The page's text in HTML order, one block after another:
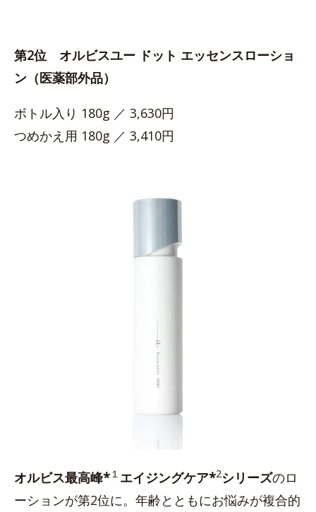
第2位 オルビスユー ドット エッセンスローショ
ン（医薬部外品）
ボトル入り 180g ／ 3,630円
つめかえ用 180g ／ 3,410円
オルビス最高峰*１ エイジングケア*2シリーズのロ
ーションが第2位に。年齢とともにお悩みが複合的